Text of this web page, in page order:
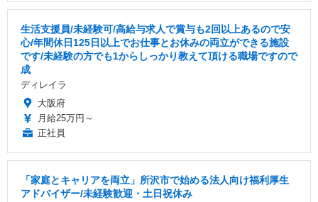
生活支援員/未経験可/高給与求人で賞与も2回以上あるので安
心/年間休日125日以上でお仕事とお休みの両立ができる施設
です/未経験の方でも1からしっかり教えて頂ける職場ですので
成
ディレイラ
大阪府
月給25万円～
正社員
「家庭とキャリアを両立」所沢市で始める法人向け福利厚生
アドバイザー/未経験歓迎・土日祝休み